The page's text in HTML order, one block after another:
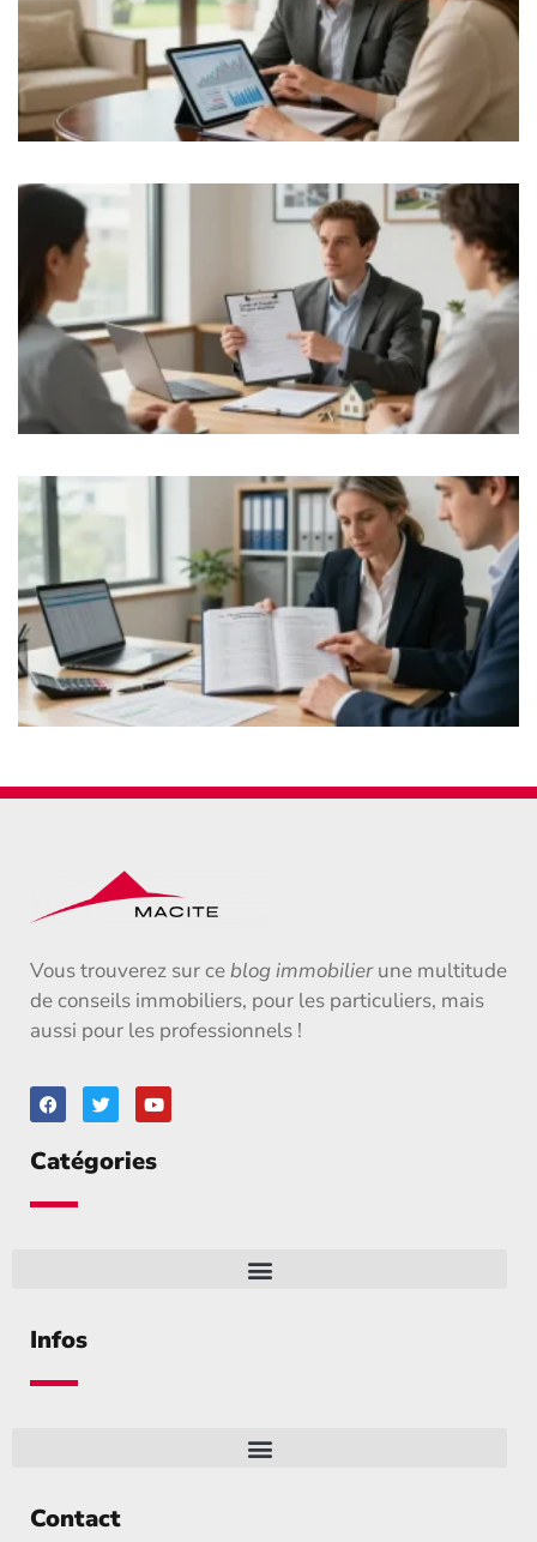
Vous trouverez sur ceblog immobilierune multitude
de conseils immobiliers, pour les particuliers, mais
aussi pour les professionnels !
Catégories
Infos
Contact